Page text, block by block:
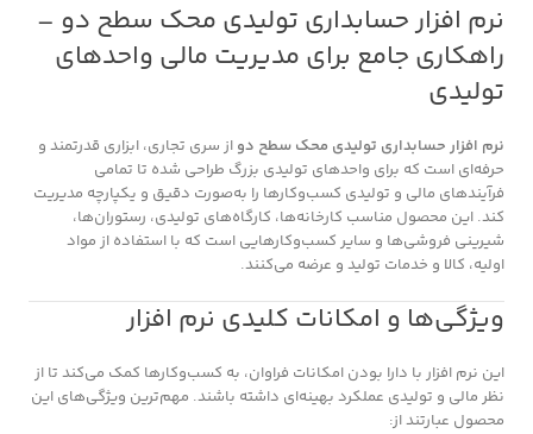
نرم افزار حسابداری تولیدی محک سطح دو –
راهکاری جامع برای مدیریت مالی واحدهای
تولیدی
نرم افزار حسابداری تولیدی محک سطح دو از سری تجاری، ابزاری قدرتمند و
حرفه‌ای است که برای واحدهای تولیدی بزرگ طراحی شده تا تمامی
فرآیندهای مالی و تولیدی کسب‌وکارها را به‌صورت دقیق و یکپارچه مدیریت
کند. این محصول مناسب کارخانه‌ها، کارگاه‌های تولیدی، رستوران‌ها،
شیرینی فروشی‌ها و سایر کسب‌وکارهایی است که با استفاده از مواد
اولیه، کالا و خدمات تولید و عرضه می‌کنند.
ویژگی‌ها و امکانات کلیدی نرم افزار
این نرم افزار با دارا بودن امکانات فراوان، به کسب‌وکارها کمک می‌کند تا از
نظر مالی و تولیدی عملکرد بهینه‌ای داشته باشند. مهم‌ترین ویژگی‌های این
محصول عبارتند از: